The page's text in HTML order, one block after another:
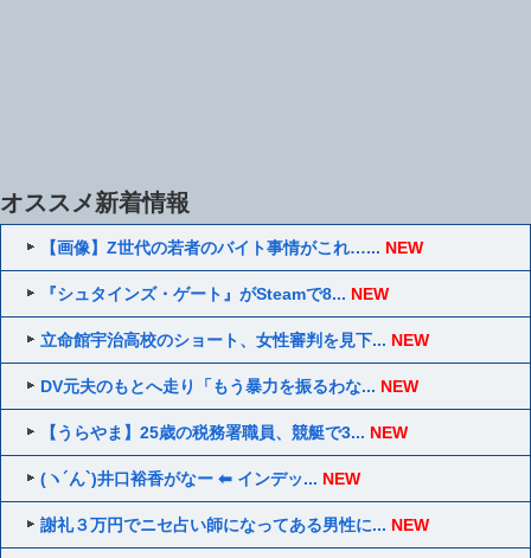
オススメ新着情報
【画像】Z世代の若者のバイト事情がこれ…... NEW
『シュタインズ・ゲート』がSteamで8... NEW
立命館宇治高校のショート、女性審判を見下... NEW
DV元夫のもとへ走り「もう暴力を振るわな... NEW
【うらやま】25歳の税務署職員、競艇で3... NEW
(ヽ´ん`)井口裕香がなー ⬅ インデッ... NEW
謝礼３万円でニセ占い師になってある男性に... NEW